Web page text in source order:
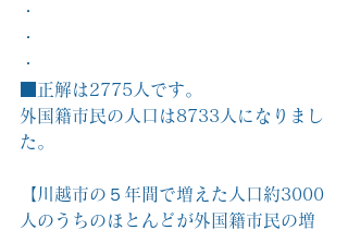
・
・
・
■正解は2775人です。
外国籍市民の人口は8733人になりまし
た。
【川越市の５年間で増えた人口約3000
人のうちのほとんどが外国籍市民の増